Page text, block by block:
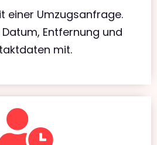
einer Umzugsanfrage.
Datum, Entfernung und
mit.